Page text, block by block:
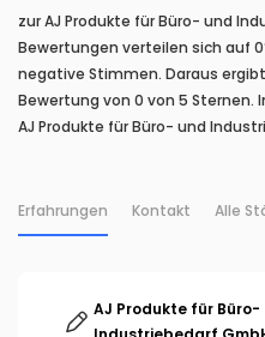
zur AJ Produkte für Büro- und
Bewertungen verteilen sich auf
negative Stimmen. Daraus
Bewertung von 0 von 5 Sternen.
AJ Produkte für Büro- und
Erfahrungen Kontakt Alle
AJ Produkte für Büro-